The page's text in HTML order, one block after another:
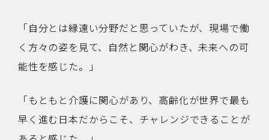
「自分とは縁遠い分野だと思っていたが、現場で働
く方々の姿を見て、自然と関心がわき、未来への可
能性を感じた。」
「もともと介護に関心があり、高齢化が世界で最も
早く進む日本だからこそ、チャレンジできることが